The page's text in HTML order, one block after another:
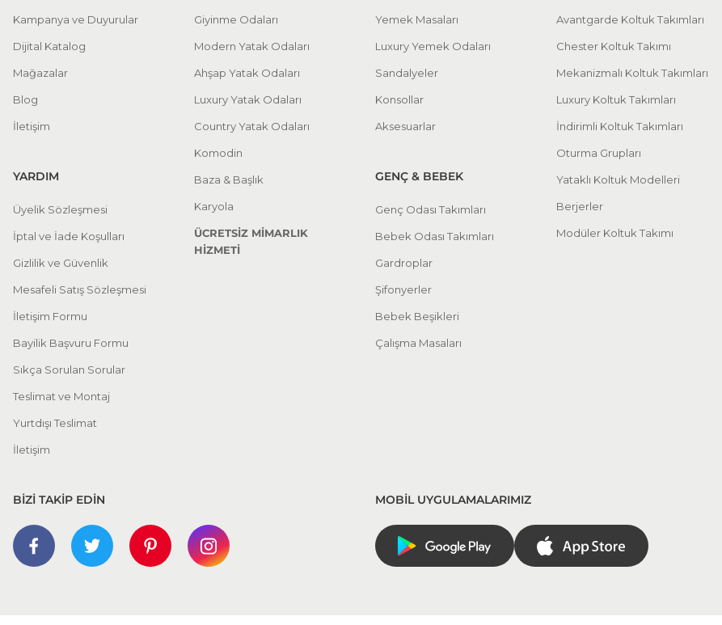
Kampanya ve Duyurular
Dijital Katalog
Mağazalar
Blog
İletişim
YARDIM
Üyelik Sözleşmesi
İptal ve İade Koşulları
Gizlilik ve Güvenlik
Mesafeli Satış Sözleşmesi
İletişim Formu
Bayilik Başvuru Formu
Sıkça Sorulan Sorular
Teslimat ve Montaj
Yurtdışı Teslimat
İletişim
Giyinme Odaları
Modern Yatak Odaları
Ahşap Yatak Odaları
Luxury Yatak Odaları
Country Yatak Odaları
Komodin
Baza & Başlık
Karyola
ÜCRETSİZ MİMARLIK
HİZMETİ
Yemek Masaları
Luxury Yemek Odaları
Sandalyeler
Konsollar
Aksesuarlar
GENÇ & BEBEK
Genç Odası Takımları
Bebek Odası Takımları
Gardroplar
Şifonyerler
Bebek Beşikleri
Çalışma Masaları
Avantgarde Koltuk Takımları
Chester Koltuk Takımı
Mekanizmalı Koltuk Takımları
Luxury Koltuk Takımları
İndirimli Koltuk Takımları
Oturma Grupları
Yataklı Koltuk Modelleri
Berjerler
Modüler Koltuk Takımı
BİZİ TAKİP EDİN
MOBİL UYGULAMALARIMIZ